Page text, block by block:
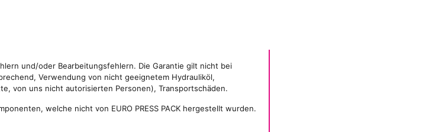
und/oder Bearbeitungsfehlern. Die Garantie gilt nicht bei
Verwendung von nicht geeignetem Hydrauliköl,
von uns nicht autorisierten Personen), Transportschäden.
welche nicht von EURO PRESS PACK hergestellt wurden.